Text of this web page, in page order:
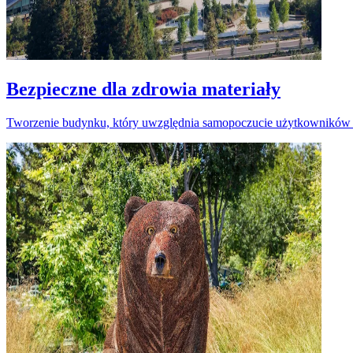
Bezpieczne dla zdrowia materiały
Tworzenie budynku, który uwzględnia samopoczucie użytkowników